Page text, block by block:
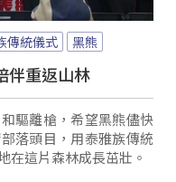
傳統儀式 黑熊
伴重返山林
驅離槍，希望黑熊儘快
落頭目，用泰雅族傳統
在這片森林成長茁壯。